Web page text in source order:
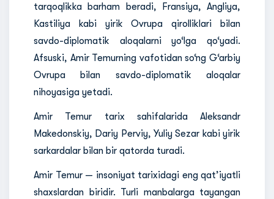
tarqoqlikka barham beradi, Fransiya, Angliya,
Kastiliya kabi yirik Ovrupa qirolliklari bilan
savdo-diplomatik aloqalarni yo‘lga qo‘yadi.
Afsuski, Amir Temurning vafotidan so‘ng G‘arbiy
Ovrupa bilan savdo-diplomatik aloqalar
nihoyasiga yetadi.
Amir Temur tarix sahifalarida Aleksandr
Makedonskiy, Dariy Perviy, Yuliy Sezar kabi yirik
sarkardalar bilan bir qatorda turadi.
Amir Temur — insoniyat tarixidagi eng qat’iyatli
shaxslardan biridir. Turli manbalarga tayangan